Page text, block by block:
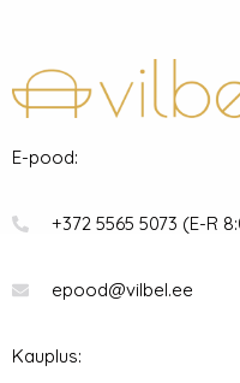
E-pood:
+372 5565 5073 (E-R
epood@vilbel.ee
Kauplus: